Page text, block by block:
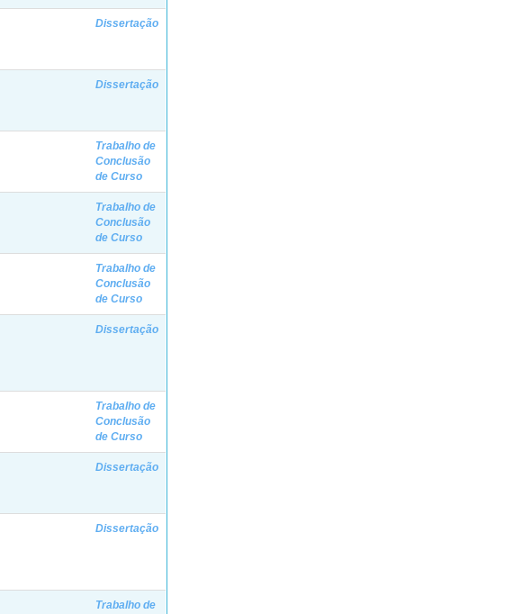
Dissertação
Dissertação
Trabalho de
Conclusão
de Curso
Trabalho de
Conclusão
de Curso
Trabalho de
Conclusão
de Curso
Dissertação
Trabalho de
Conclusão
de Curso
Dissertação
Dissertação
Trabalho de